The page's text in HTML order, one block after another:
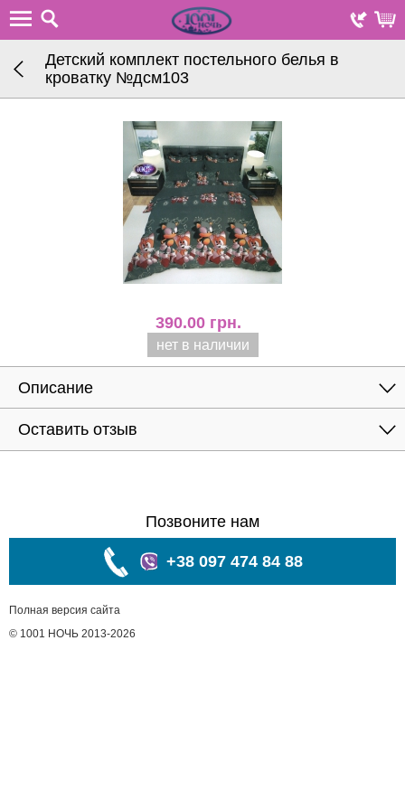
Детский комплект постельного белья в
кроватку №дсм103
390.00 грн.
нет в наличии
Описание
Оставить отзыв
Позвоните нам
+38 097 474 84 88
Полная версия сайта
© 1001 НОЧЬ 2013-2026